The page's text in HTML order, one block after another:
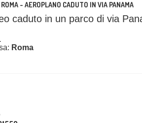
- AEROPLANO CADUTO IN VIA PANAMA
caduto in un parco di via
Roma